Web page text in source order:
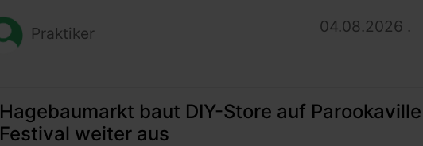
Praktiker 04.08.2026 .
Hagebaumarkt baut DIY-Store auf Parookaville
Festival weiter aus